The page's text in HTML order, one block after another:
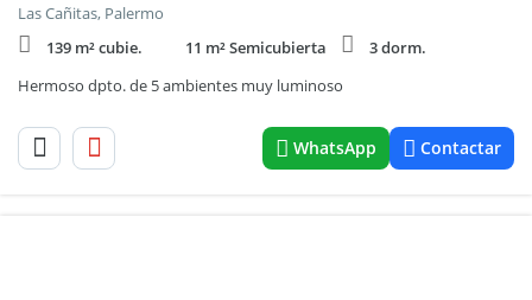
Las Cañitas, Palermo
139 m² cubie.
11 m² Semicubierta
3 dorm.
Hermoso dpto. de 5 ambientes muy luminoso
WhatsApp Contactar